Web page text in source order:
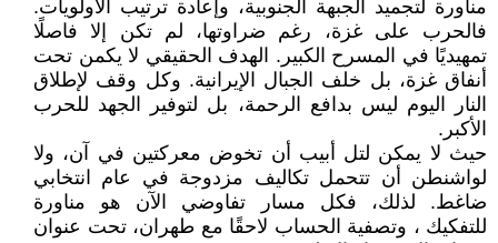
مناورة لتجميد الجبهة الجنوبية، وإعادة ترتيب الأولويات.
فالحرب على غزة، رغم ضراوتها، لم تكن إلا فاصلًا
تمهيديًا في المسرح الكبير. الهدف الحقيقي لا يكمن تحت
أنفاق غزة، بل خلف الجبال الإيرانية. وكل وقف لإطلاق
النار اليوم ليس بدافع الرحمة، بل لتوفير الجهد للحرب
الأكبر.
حيث لا يمكن لتل أبيب أن تخوض معركتين في آن، ولا
لواشنطن أن تتحمل تكاليف مزدوجة في عام انتخابي
ضاغط. لذلك، فكل مسار تفاوضي الآن هو مناورة
للتفكيك ، وتصفية الحساب لاحقًا مع طهران، تحت عنوان